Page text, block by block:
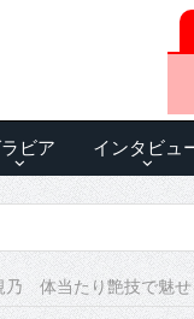
ビア インタビュ
乃 体当たり艶技で魅せ